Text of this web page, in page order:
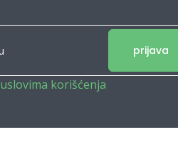
prijava
uslovima korišćenja